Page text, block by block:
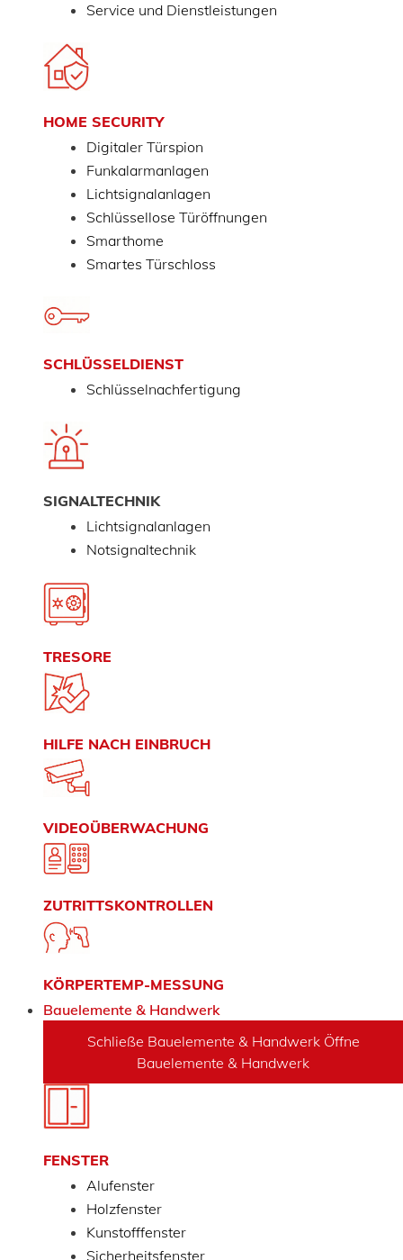
Service und Dienstleistungen
HOME SECURITY
Digitaler Türspion
Funkalarmanlagen
Lichtsignalanlagen
Schlüssellose Türöffnungen
Smarthome
Smartes Türschloss
SCHLÜSSELDIENST
Schlüsselnachfertigung
SIGNALTECHNIK
Lichtsignalanlagen
Notsignaltechnik
TRESORE
HILFE NACH EINBRUCH
VIDEOÜBERWACHUNG
ZUTRITTSKONTROLLEN
KÖRPERTEMP-MESSUNG
Bauelemente & Handwerk
Schließe Bauelemente & Handwerk Öffne
Bauelemente & Handwerk
FENSTER
Alufenster
Holzfenster
Kunstofffenster
Sicherheitsfenster